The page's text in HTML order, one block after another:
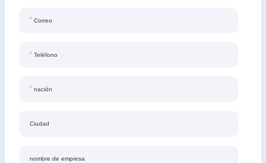
Correo
Teléfono
nación
Ciudad
nombre de empresa